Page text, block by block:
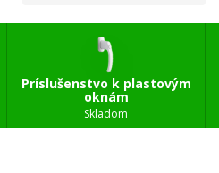
Príslušenstvo k plastovým
oknám
Skladom